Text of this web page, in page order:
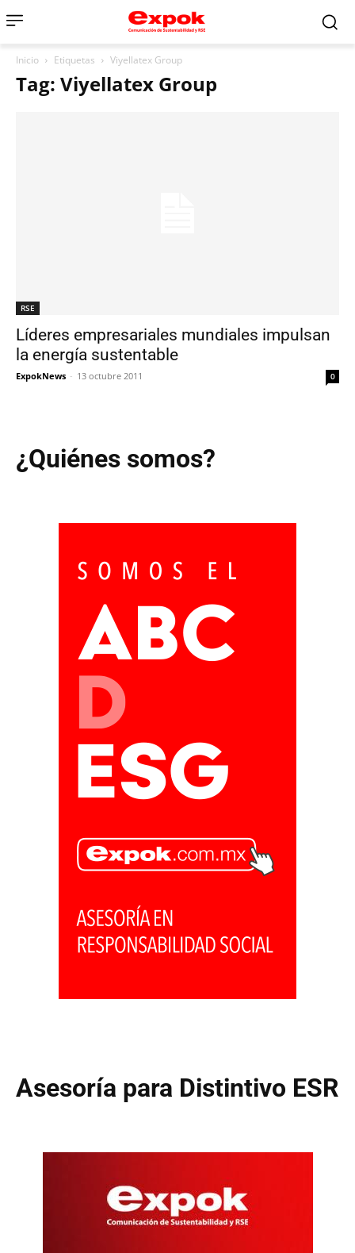
Inicio Etiquetas Viyellatex Group
Tag: Viyellatex Group
RSE
Líderes empresariales mundiales impulsan
la energía sustentable
ExpokNews - 13 octubre 2011 0
¿Quiénes somos?
Asesoría para Distintivo ESR